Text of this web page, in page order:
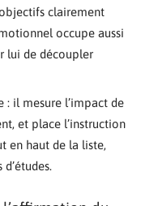
clairement
occupe aussi
lui de découpler
il mesure l’impact de
et place l’instruction
en haut de la liste,